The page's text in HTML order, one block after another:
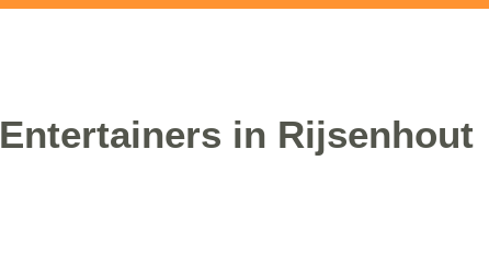
Entertainers in Rijsenhout